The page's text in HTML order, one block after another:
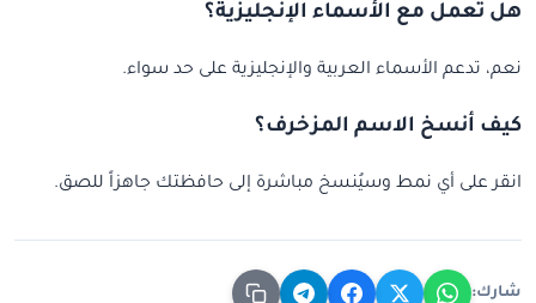
هل تعمل مع الأسماء الإنجليزية؟
نعم، تدعم الأسماء العربية والإنجليزية على حد سواء.
كيف أنسخ الاسم المزخرف؟
انقر على أي نمط وسيُنسخ مباشرة إلى حافظتك جاهزاً للصق.
شارك: